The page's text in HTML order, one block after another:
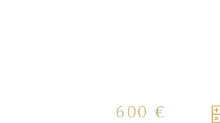
600 €